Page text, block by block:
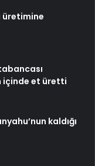
üretimine
içinde et üretti
kaldığı